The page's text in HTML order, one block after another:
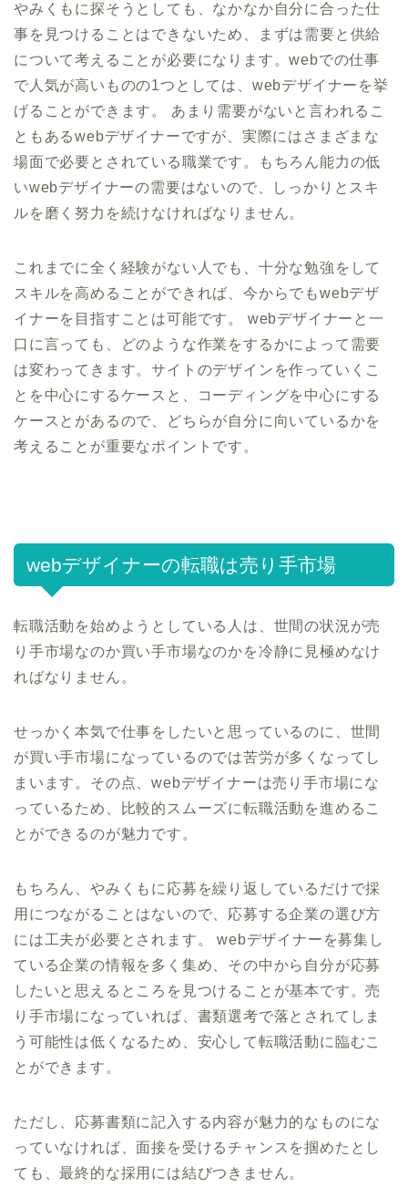
やみくもに探そうとしても、なかなか自分に合った仕
事を見つけることはできないため、まずは需要と供給
について考えることが必要になります。webでの仕事
で人気が高いものの1つとしては、webデザイナーを挙
げることができます。 あまり需要がないと言われるこ
ともあるwebデザイナーですが、実際にはさまざまな
場面で必要とされている職業です。もちろん能力の低
いwebデザイナーの需要はないので、しっかりとスキ
ルを磨く努力を続けなければなりません。
これまでに全く経験がない人でも、十分な勉強をして
スキルを高めることができれば、今からでもwebデザ
イナーを目指すことは可能です。 webデザイナーと一
口に言っても、どのような作業をするかによって需要
は変わってきます。サイトのデザインを作っていくこ
とを中心にするケースと、コーディングを中心にする
ケースとがあるので、どちらが自分に向いているかを
考えることが重要なポイントです。
webデザイナーの転職は売り手市場
転職活動を始めようとしている人は、世間の状況が売
り手市場なのか買い手市場なのかを冷静に見極めなけ
ればなりません。
せっかく本気で仕事をしたいと思っているのに、世間
が買い手市場になっているのでは苦労が多くなってし
まいます。その点、webデザイナーは売り手市場にな
っているため、比較的スムーズに転職活動を進めるこ
とができるのが魅力です。
もちろん、やみくもに応募を繰り返しているだけで採
用につながることはないので、応募する企業の選び方
には工夫が必要とされます。 webデザイナーを募集し
ている企業の情報を多く集め、その中から自分が応募
したいと思えるところを見つけることが基本です。売
り手市場になっていれば、書類選考で落とされてしま
う可能性は低くなるため、安心して転職活動に臨むこ
とができます。
ただし、応募書類に記入する内容が魅力的なものにな
っていなければ、面接を受けるチャンスを掴めたとし
ても、最終的な採用には結びつきません。